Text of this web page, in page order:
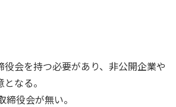
役会を持つ必要があり、非公開企業や
なる。
締役会が無い。